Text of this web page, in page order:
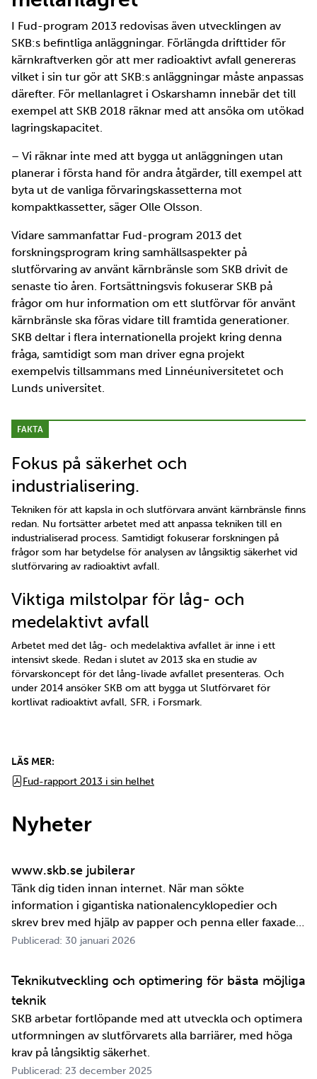
I Fud-program 2013 redovisas även utvecklingen av
SKB:s befintliga anläggningar. Förlängda drifttider för
kärnkraftverken gör att mer radioaktivt avfall genereras
vilket i sin tur gör att SKB:s anläggningar måste anpassas
därefter. För mellanlagret i Oskarshamn innebär det till
exempel att SKB 2018 räknar med att ansöka om utökad
lagringskapacitet.
– Vi räknar inte med att bygga ut anläggningen utan
planerar i första hand för andra åtgärder, till exempel att
byta ut de vanliga förvaringskassetterna mot
kompaktkassetter, säger Olle Olsson.
Vidare sammanfattar Fud-program 2013 det
forskningsprogram kring samhällsaspekter på
slutförvaring av använt kärnbränsle som SKB drivit de
senaste tio åren. Fortsättningsvis fokuserar SKB på
frågor om hur information om ett slutförvar för använt
kärnbränsle ska föras vidare till framtida generationer.
SKB deltar i flera internationella projekt kring denna
fråga, samtidigt som man driver egna projekt
exempelvis tillsammans med Linnéuniversitetet och
Lunds universitet.
FAKTA
Fokus på säkerhet och
industrialisering.
Tekniken för att kapsla in och slutförvara använt kärnbränsle finns
redan. Nu fortsätter arbetet med att anpassa tekniken till en
industrialiserad process. Samtidigt fokuserar forskningen på
frågor som har betydelse för analysen av långsiktig säkerhet vid
slutförvaring av radioaktivt avfall.
Viktiga milstolpar för låg- och
medelaktivt avfall
Arbetet med det låg- och medelaktiva avfallet är inne i ett
intensivt skede. Redan i slutet av 2013 ska en studie av
förvarskoncept för det lång-livade avfallet presenteras. Och
under 2014 ansöker SKB om att bygga ut Slutförvaret för
kortlivat radioaktivt avfall, SFR, i Forsmark.
LÄS MER:
Fud-rapport 2013 i sin helhet
Nyheter
www.skb.se jubilerar
Tänk dig tiden innan internet. När man sökte
information i gigantiska nationalencyklopedier och
skrev brev med hjälp av papper och penna eller faxade
om ett meddelande skulle fram snabbt. Det är inte
perspektiv i alla fall. För oss på SKB är det …
Publicerad: 30 januari 2026
Teknikutveckling och optimering för bästa möjliga
teknik
SKB arbetar fortlöpande med att utveckla och optimera
utformningen av slutförvarets alla barriärer, med höga
krav på långsiktig säkerhet.
Publicerad: 23 december 2025